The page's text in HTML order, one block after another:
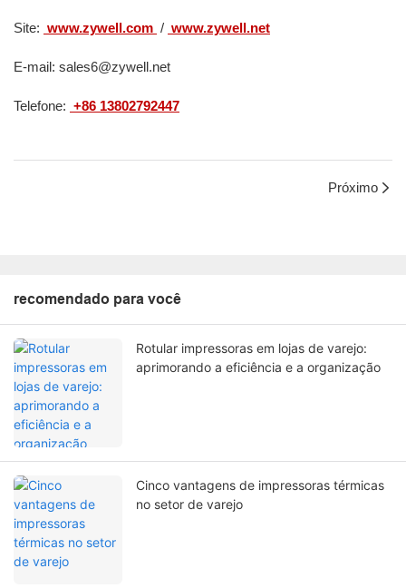
Site: www.zywell.com / www.zywell.net
E-mail: sales6@zywell.net
Telefone: +86 13802792447
Próximo
recomendado para você
Rotular impressoras em lojas de varejo:
aprimorando a eficiência e a organização
Cinco vantagens de impressoras térmicas
no setor de varejo